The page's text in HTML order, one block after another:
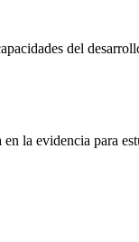
del
la evidencia para